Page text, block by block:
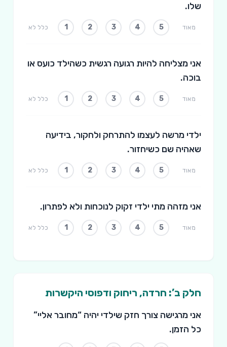
שלו.
כלל לא 1 2 3 4 5 מאוד
אני מצליחה להיות רגועה רגשית כשהילד כועס או
בוכה.
כלל לא 1 2 3 4 5 מאוד
ילדי מרשה לעצמו להתרחק ולחקור, בידיעה
שאהיה שם כשיחזור.
כלל לא 1 2 3 4 5 מאוד
אני מזהה מתי ילדי זקוק לנוכחות ולא לפתרון.
כלל לא 1 2 3 4 5 מאוד
חלק ב’: חרדה, ריחוק ודפוסי היקשרות
אני מרגישה צורך חזק שילדי יהיה “מחובר אליי”
כל הזמן.